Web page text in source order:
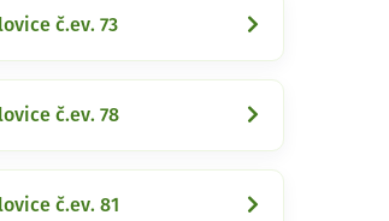
č.ev. 73
č.ev. 78
č.ev. 81